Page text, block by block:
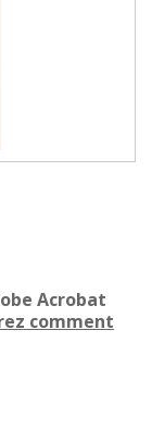
Acrobat
comment